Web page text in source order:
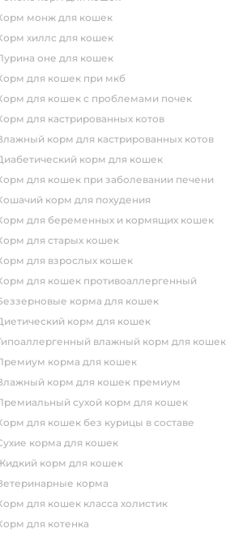
корм монж для кошек
корм хиллс для кошек
пурина оне для кошек
корм для кошек при мкб
корм для кошек с проблемами почек
Корм для кастрированных котов
влажный корм для кастрированных котов
диабетический корм для кошек
корм для кошек при заболевании печени
кошачий корм для похудения
корм для беременных и кормящих кошек
корм для старых кошек
корм для взрослых кошек
корм для кошек противоаллергенный
беззерновые корма для кошек
диетический корм для кошек
гипоаллергенный влажный корм для кошек
премиум корма для кошек
влажный корм для кошек премиум
премиальный сухой корм для кошек
корм для кошек без курицы в составе
сухие корма для кошек
жидкий корм для кошек
ветеринарные корма
корм для кошек класса холистик
корм для котенка